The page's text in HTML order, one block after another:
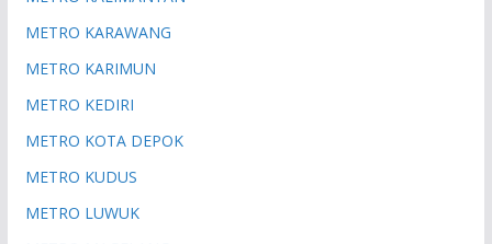
METRO KARAWANG
METRO KARIMUN
METRO KEDIRI
METRO KOTA DEPOK
METRO KUDUS
METRO LUWUK